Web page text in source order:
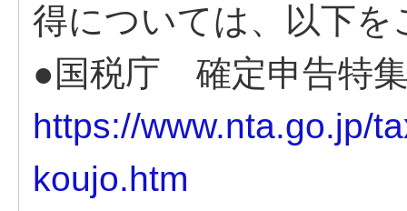
得については、以下を
●国税庁 確定申告特
https://www.nta.go.jp/
koujo.htm